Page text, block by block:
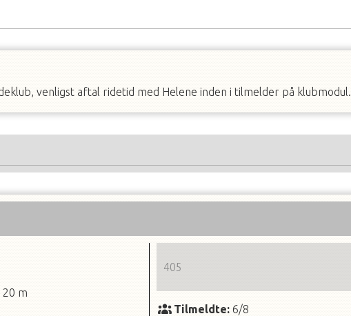
venligst aftal ridetid med Helene inden i tilmelder på klubmodul.
20 m
405
Tilmeldte: 6/8